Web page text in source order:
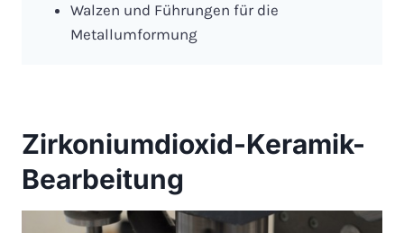
Walzen und Führungen für die
Metallumformung
Zirkoniumdioxid-Keramik-
Bearbeitung